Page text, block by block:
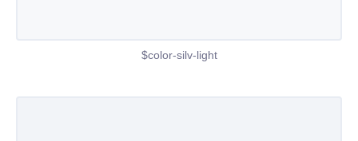
$color-silv-light